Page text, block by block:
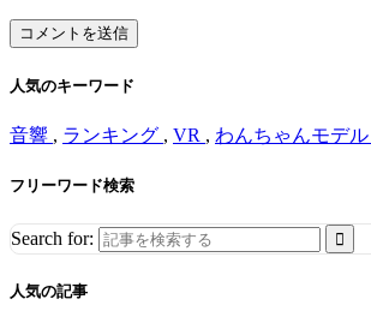
人気のキーワード
音響 , ランキング , VR , わんちゃんモデル
フリーワード検索
Search for:
人気の記事